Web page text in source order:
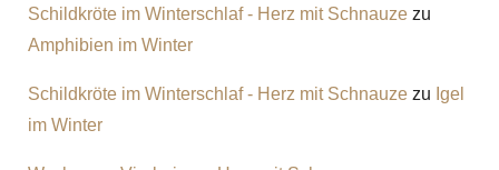
Schildkröte im Winterschlaf - Herz mit Schnauzezu
Amphibien im Winter
Schildkröte im Winterschlaf - Herz mit Schnauzezu Igel
im Winter